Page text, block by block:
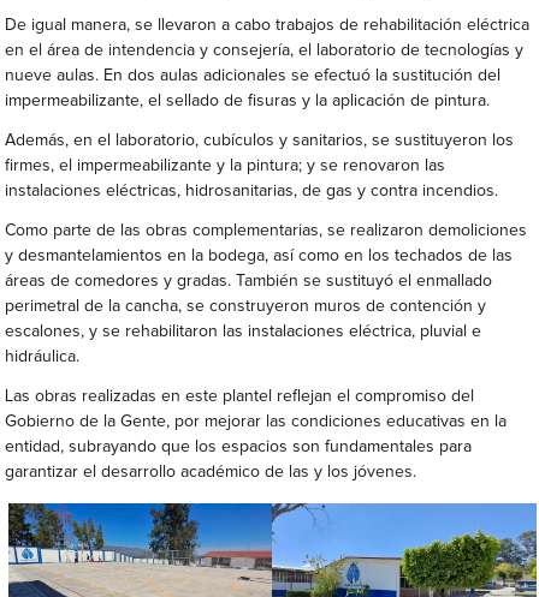
De igual manera, se llevaron a cabo trabajos de rehabilitación eléctrica
en el área de intendencia y consejería, el laboratorio de tecnologías y
nueve aulas. En dos aulas adicionales se efectuó la sustitución del
impermeabilizante, el sellado de fisuras y la aplicación de pintura.
Además, en el laboratorio, cubículos y sanitarios, se sustituyeron los
firmes, el impermeabilizante y la pintura; y se renovaron las
instalaciones eléctricas, hidrosanitarias, de gas y contra incendios.
Como parte de las obras complementarias, se realizaron demoliciones
y desmantelamientos en la bodega, así como en los techados de las
áreas de comedores y gradas. También se sustituyó el enmallado
perimetral de la cancha, se construyeron muros de contención y
escalones, y se rehabilitaron las instalaciones eléctrica, pluvial e
hidráulica.
Las obras realizadas en este plantel reflejan el compromiso del
Gobierno de la Gente, por mejorar las condiciones educativas en la
entidad, subrayando que los espacios son fundamentales para
garantizar el desarrollo académico de las y los jóvenes.